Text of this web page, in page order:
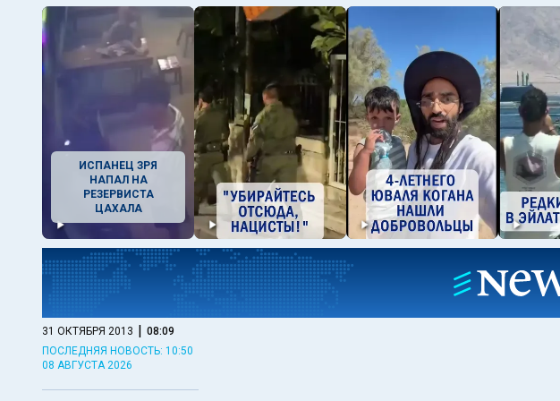
ИСПАНЕЦ ЗРЯ
НАПАЛ НА
РЕЗЕРВИСТА
ЦАХАЛА
31 ОКТЯБРЯ 2013 | 08:09
ПОСЛЕДНЯЯ НОВОСТЬ: 10:50
08 АВГУСТА 2026